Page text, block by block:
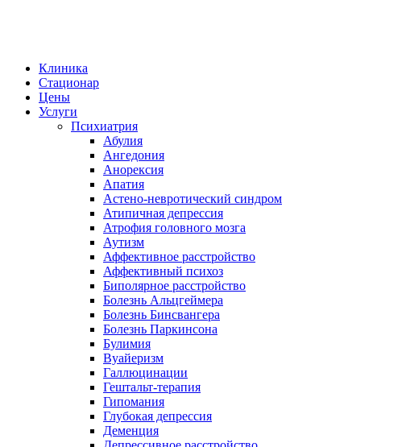
Клиника
Стационар
Цены
Услуги
Психиатрия
Абулия
Ангедония
Анорексия
Апатия
Астено-невротический синдром
Атипичная депрессия
Атрофия головного мозга
Аутизм
Аффективное расстройство
Аффективный психоз
Биполярное расстройство
Болезнь Альцгеймера
Болезнь Бинсвангера
Болезнь Паркинсона
Булимия
Вуайеризм
Галлюцинации
Гештальт-терапия
Гипомания
Глубокая депрессия
Деменция